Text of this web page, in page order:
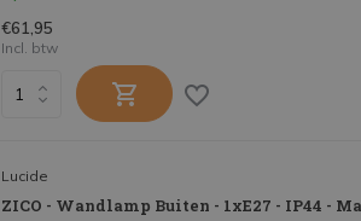
€61,95
Incl. btw
Lucide
ZICO - Wandlamp Buiten - 1xE27 - IP44 -